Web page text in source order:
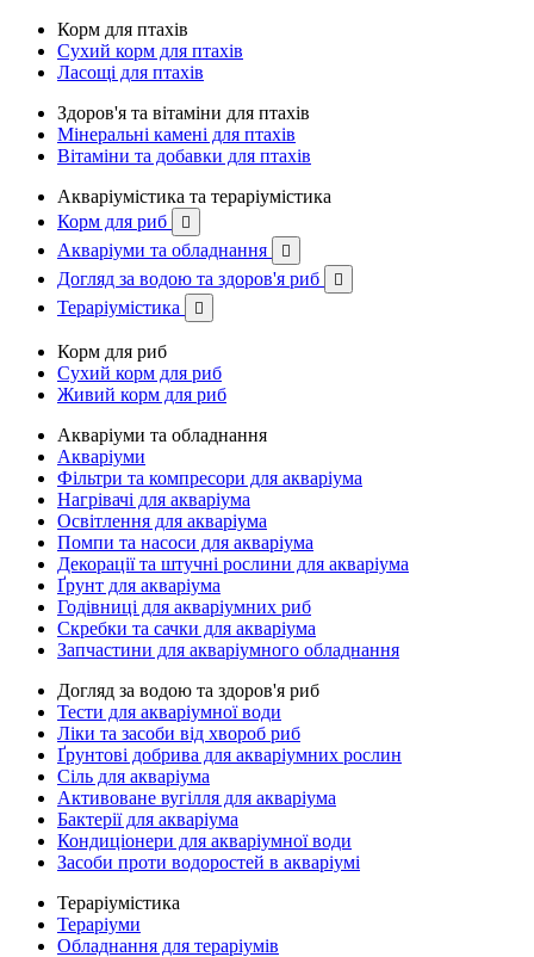
Корм для птахів
Сухий корм для птахів
Ласощі для птахів
Здоров'я та вітаміни для птахів
Мінеральні камені для птахів
Вітаміни та добавки для птахів
Акваріумістика та тераріумістика
Корм для риб

Акваріуми та обладнання 
Догляд за водою та здоров'я риб 
Тераріумістика 
Корм для риб
Сухий корм для риб
Живий корм для риб
Акваріуми та обладнання
Акваріуми
Фільтри та компресори для акваріума
Нагрівачі для акваріума
Освітлення для акваріума
Помпи та насоси для акваріума
Декорації та штучні рослини для акваріума
Ґрунт для акваріума
Годівниці для акваріумних риб
Скребки та сачки для акваріума
Запчастини для акваріумного обладнання
Догляд за водою та здоров'я риб
Тести для акваріумної води
Ліки та засоби від хвороб риб
Ґрунтові добрива для акваріумних рослин
Сіль для акваріума
Активоване вугілля для акваріума
Бактерії для акваріума
Кондиціонери для акваріумної води
Засоби проти водоростей в акваріумі
Тераріумістика
Тераріуми
Обладнання для тераріумів